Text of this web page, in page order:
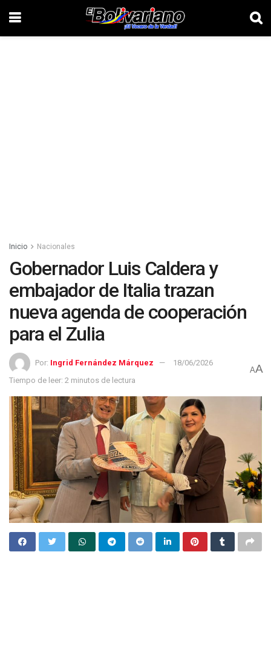
Inicio Nacionales
Gobernador Luis Caldera y
embajador de Italia trazan
nueva agenda de cooperación
para el Zulia
Por: Ingrid Fernández Márquez
18/06/2026
Tiempo de leer: 2 minutos de lectura
AA